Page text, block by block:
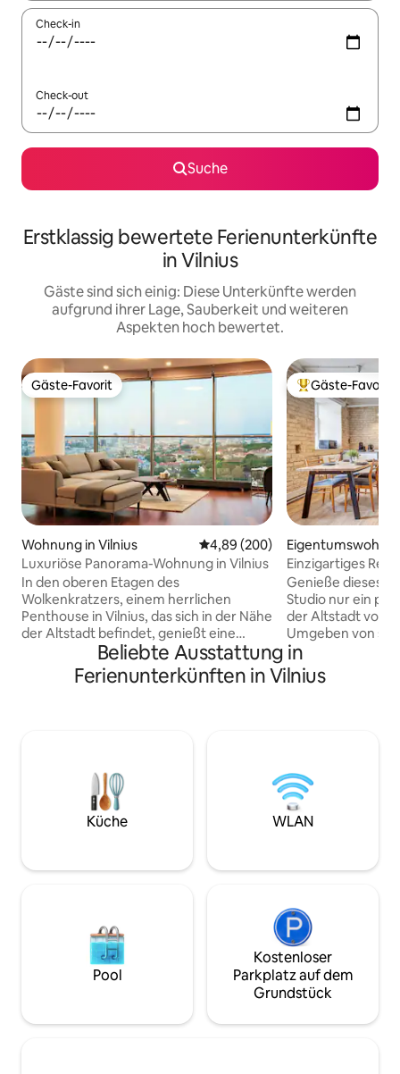
Check-in
Check-out
Suche
Erstklassig bewertete Ferienunterkünfte
in Vilnius
Gäste sind sich einig: Diese Unterkünfte werden
aufgrund ihrer Lage, Sauberkeit und weiteren
Aspekten hoch bewertet.
Gäste-Favorit
Gäste-Favorit
Wohnung in Vilnius Durchschnittliche Bewertung:
4,89 (200)
Luxuriöse Panorama-Wohnung in Vilnius
In den oberen Etagen des
Wolkenkratzers, einem herrlichen
Penthouse in Vilnius, das sich in der Nähe
der Altstadt befindet, genießt eine
luxuriöse Business-Klasse-Wohnung
einen Panoramablick über die
Geschichte von Vilnius. Das Apartment
Blick auf Vilnius bieten. Für eine
entspannende Erholung gibt es ein sehr
gemütliches, eklektisches Schlafzimmer
mit einem großen Doppel Bett. Die
ausgestattet.
Beliebter Gäste-
Gäste-Favorit
s
Einzigartiges
Genieße dieses
Studio nur ein
der Altstadt von
Umgeben von
gemütlichen
einer tollen
Doppelbett. Das Hotel liegt in einem 120
Jahre alten
Bushaltestellen
und 10
Beliebte Ausstattung in
Ferienunterkünften in Vilnius
Küche WLAN
Pool
Kostenloser
Parkplatz auf dem
Grundstück